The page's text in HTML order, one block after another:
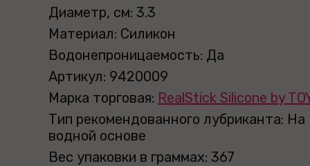
Диаметр, см: 3.3
Материал: Силикон
Водонепроницаемость: Да
Артикул: 9420009
Марка торговая: RealStick Silicone by
Тип рекомендованного лубриканта: На
водной основе
Вес упаковки в граммах: 367